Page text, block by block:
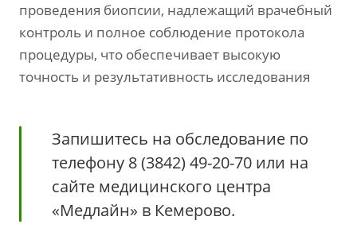
проведения биопсии, надлежащий врачебный
контроль и полное соблюдение протокола
процедуры, что обеспечивает высокую
точность и результативность исследования
Запишитесь на обследование по
телефону 8 (3842) 49-20-70 или на
сайте медицинского центра
«Медлайн» в Кемерово.